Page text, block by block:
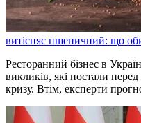
витісняє пшеничний: що
Ресторанний бізнес в
викликів, які постали
кризу. Втім, експерти